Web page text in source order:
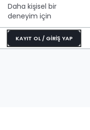
Daha kişisel bir
deneyim için
KAYIT OL / GİRİŞ YAP